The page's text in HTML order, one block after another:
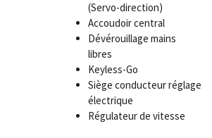
(Servo-direction)
Accoudoir central
Dévérouillage mains
libres
Keyless-Go
Siège conducteur réglage
électrique
Régulateur de vitesse